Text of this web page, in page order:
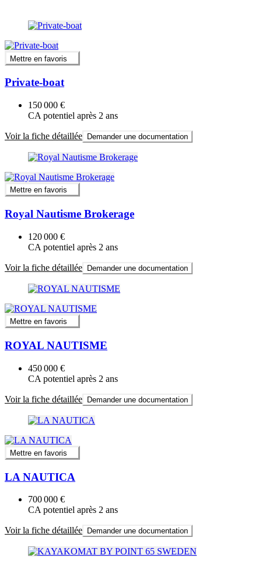
Mettre en favoris
Private-boat
150 000 €
CA potentiel après 2 ans
Voir la fiche détaillée Demander une documentation
Mettre en favoris
Royal Nautisme Brokerage
120 000 €
CA potentiel après 2 ans
Voir la fiche détaillée Demander une documentation
Mettre en favoris
ROYAL NAUTISME
450 000 €
CA potentiel après 2 ans
Voir la fiche détaillée Demander une documentation
Mettre en favoris
LA NAUTICA
700 000 €
CA potentiel après 2 ans
Voir la fiche détaillée Demander une documentation